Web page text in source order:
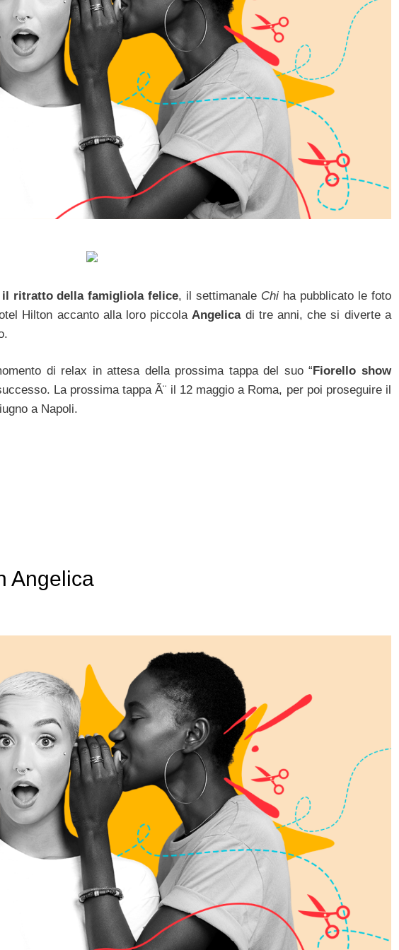
il ritratto della famigliola felice, il settimanale Chi ha pubblicato le foto
Hilton accanto alla loro piccolaAngelicadi tre anni, che si diverte a
di relax in attesa della prossima tappa del suo “ Fiorello show
La prossima tappa Ã¨ il 12 maggio a Roma, per poi proseguire il
a Napoli.
Angelica